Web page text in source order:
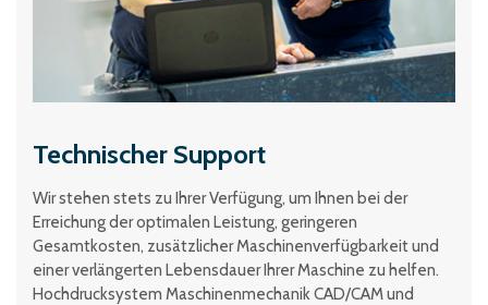
Technischer Support
Wir stehen stets zu Ihrer Verfügung, um Ihnen bei der
Erreichung der optimalen Leistung, geringeren
Gesamtkosten, zusätzlicher Maschinenverfügbarkeit und
einer verlängerten Lebensdauer Ihrer Maschine zu helfen.
Hochdrucksystem Maschinenmechanik CAD/CAM und